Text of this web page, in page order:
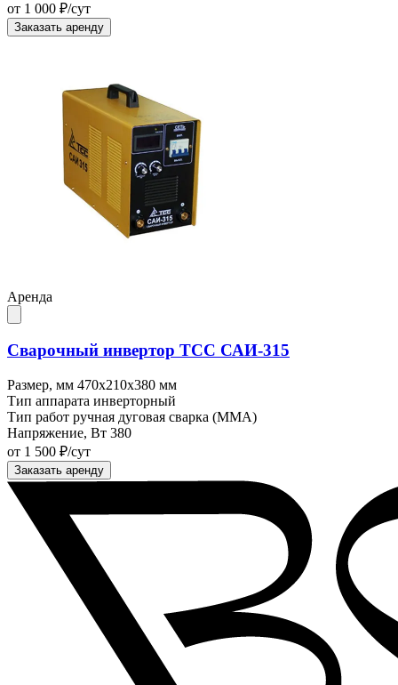
от 1 000 ₽/сут
Заказать аренду
Аренда
Сварочный инвертор ТСС САИ-315
Размер, мм 470х210х380 мм
Тип аппарата инверторный
Тип работ ручная дуговая сварка (ММА)
Напряжение, Вт 380
от 1 500 ₽/сут
Заказать аренду